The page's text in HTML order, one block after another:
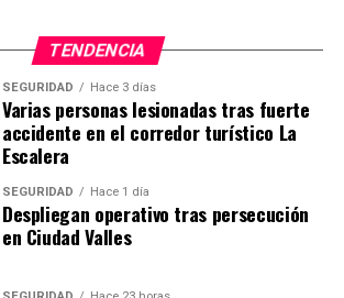
TENDENCIA
SEGURIDAD Hace 3 días
Varias personas lesionadas tras fuerte
accidente en el corredor turístico La
Escalera
SEGURIDAD Hace 1 día
Despliegan operativo tras persecución
en Ciudad Valles